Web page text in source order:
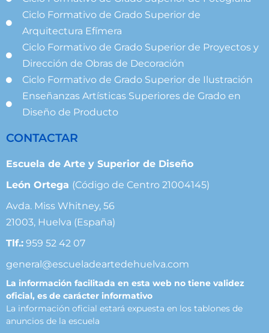
Ciclo Formativo de Grado Superior de
Arquitectura Efímera
Ciclo Formativo de Grado Superior de Proyectos y
Dirección de Obras de Decoración
Ciclo Formativo de Grado Superior de Ilustración
Enseñanzas Artísticas Superiores de Grado en
Diseño de Producto
CONTACTAR
Escuela de Arte y Superior de Diseño
León Ortega (Código de Centro 21004145)
Avda. Miss Whitney, 56
21003, Huelva (España)
Tlf.: 959 52 42 07
general@escueladeartedehuelva.com
La información facilitada en esta web no tiene validez
oficial, es de carácter informativo
La información oficial estará expuesta en los tablones de
anuncios de la escuela